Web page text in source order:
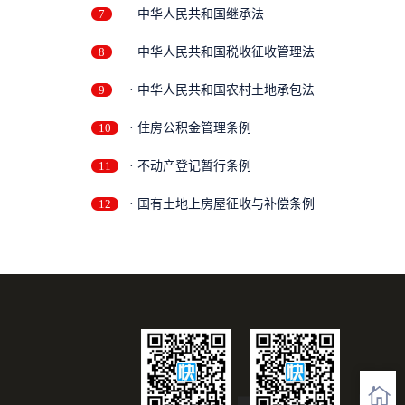
7 · 中华人民共和国继承法
8 · 中华人民共和国税收征收管理法
9 · 中华人民共和国农村土地承包法
10 · 住房公积金管理条例
11 · 不动产登记暂行条例
12 · 国有土地上房屋征收与补偿条例